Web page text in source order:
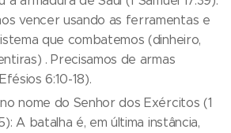
vencer usando as ferramentas e
que combatemos (dinheiro,
. Precisamos de armas
6:10-18).
nome do Senhor dos Exércitos (1
A batalha é, em última instância,